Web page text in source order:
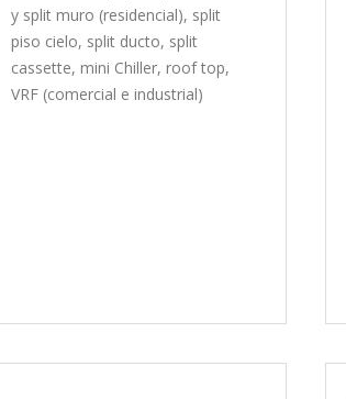
y split muro (residencial), split
piso cielo, split ducto, split
cassette, mini Chiller, roof top,
VRF (comercial e industrial)